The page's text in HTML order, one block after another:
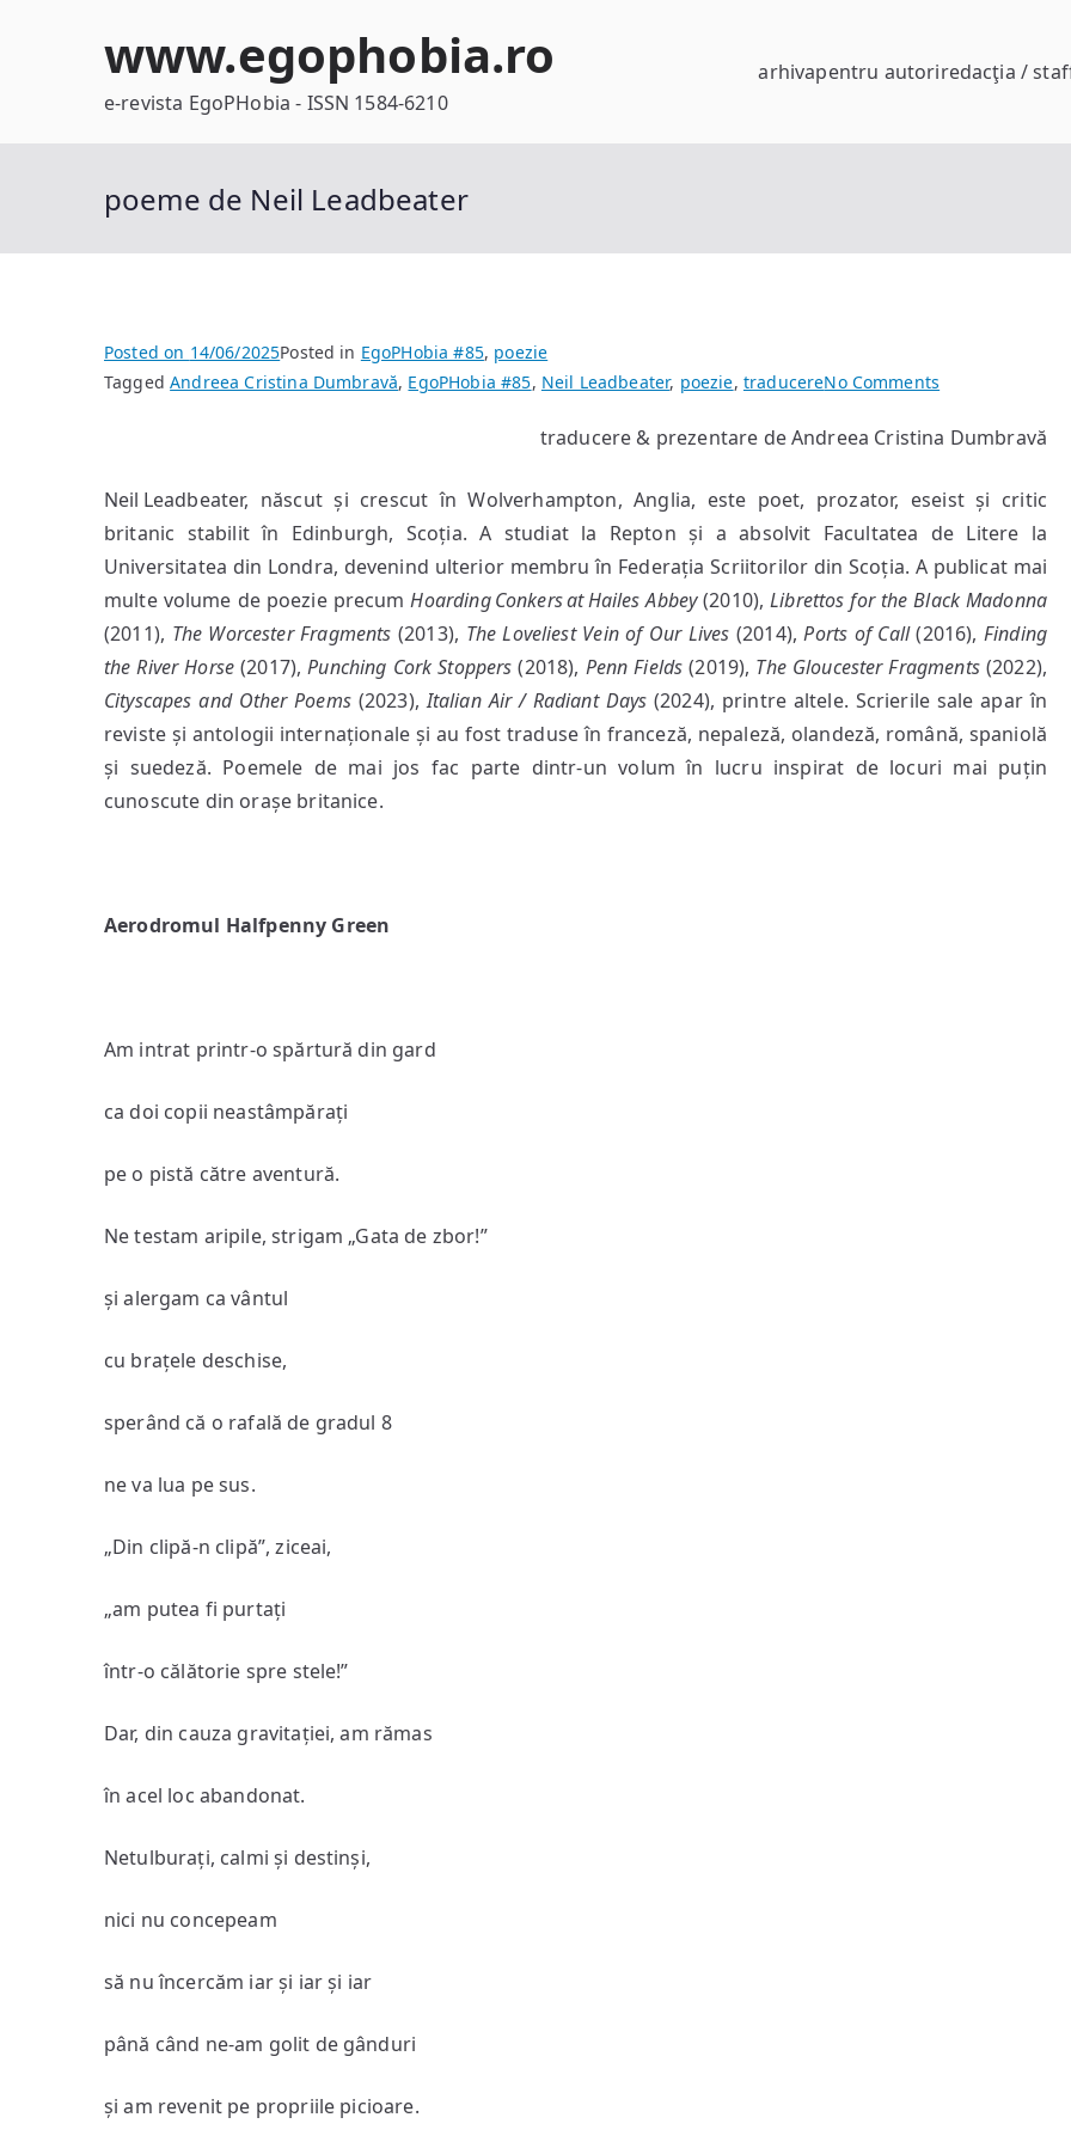
www.egophobia.ro
e-revista EgoPHobia - ISSN 1584-6210
arhivapentru autoriredacţia /
poeme de Neil Leadbeater
Posted on 14/06/2025Posted in EgoPHobia #85, poezie
TaggedAndreea Cristina Dumbravă, EgoPHobia #85, Neil Leadbeater, poezie, traducereNo Comments
de
Leadbeater
traducere & prezentare de Andreea Cristina Dumbravă
Neil Leadbeater, născut și crescut în Wolverhampton, Anglia, este poet, prozator, eseist și critic
britanic stabilit în Edinburgh, Scoția. A studiat la Repton și a absolvit Facultatea de Litere la
Universitatea din Londra, devenind ulterior membru în Federația Scriitorilor din Scoția. A publicat mai
multe volume de poezie precumHoarding Conkers at Hailes Abbey(2010),Librettos for the Black Madonna
(2011), The Worcester Fragments (2013), The Loveliest Vein of Our Lives (2014),Ports of Call(2016), Finding
the River Horse(2017),Punching Cork Stoppers(2018), Penn Fields(2019), The Gloucester Fragments (2022),
Cityscapes and Other Poems(2023),Italian Air / Radiant Days (2024), printre altele. Scrierile sale apar în
reviste și antologii internaționale și au fost traduse în franceză, nepaleză, olandeză, română, spaniolă
și suedeză. Poemele de mai jos fac parte dintr-un volum în lucru inspirat de locuri mai puțin
cunoscute din orașe britanice.
Aerodromul Halfpenny Green
Am intrat printr-o spărtură din gard
ca doi copii neastâmpărați
pe o pistă către aventură.
Ne testam aripile, strigam „Gata de zbor!”
și alergam ca vântul
cu brațele deschise,
sperând că o rafală de gradul 8
ne va lua pe sus.
„Din clipă-n clipă”, ziceai,
„am putea fi purtați
într-o călătorie spre stele!”
Dar, din cauza gravitației, am rămas
în acel loc abandonat.
Netulburați, calmi și destinși,
nici nu concepeam
să nu încercăm iar și iar și iar
până când ne-am golit de gânduri
și am revenit pe propriile picioare.